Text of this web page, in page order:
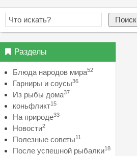
Поиск
Разделы
Блюда народов мира52
Гарниры и соусы36
Из рыбы дома37
коньфликт15
На природе33
Новости2
Полезные советы11
После успешной рыбалки18